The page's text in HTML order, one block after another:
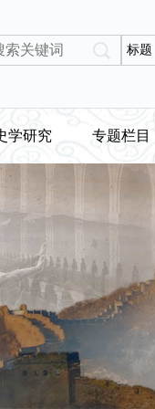
标题
学研究 专题栏目